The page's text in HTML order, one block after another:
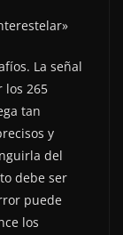
La señal
los 265
tan
y
del
debe ser
puede
los